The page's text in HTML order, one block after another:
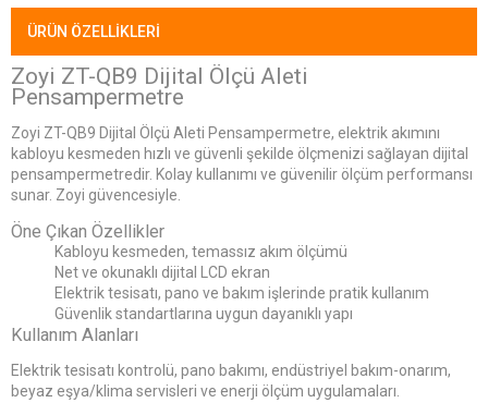
ÜRÜN ÖZELLIKLERI
Zoyi ZT-QB9 Dijital Ölçü Aleti
Pensampermetre
Zoyi ZT-QB9 Dijital Ölçü Aleti Pensampermetre, elektrik akımını
kabloyu kesmeden hızlı ve güvenli şekilde ölçmenizi sağlayan dijital
pensampermetredir. Kolay kullanımı ve güvenilir ölçüm performansı
sunar. Zoyi güvencesiyle.
Öne Çıkan Özellikler
Kabloyu kesmeden, temassız akım ölçümü
Net ve okunaklı dijital LCD ekran
Elektrik tesisatı, pano ve bakım işlerinde pratik kullanım
Güvenlik standartlarına uygun dayanıklı yapı
Kullanım Alanları
Elektrik tesisatı kontrolü, pano bakımı, endüstriyel bakım-onarım,
beyaz eşya/klima servisleri ve enerji ölçüm uygulamaları.